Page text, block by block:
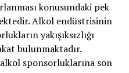
konusundaki pek
Alkol endüstrisinin
yakışıksızlığı
bulunmaktadır.
alkol sponsorluklarına son